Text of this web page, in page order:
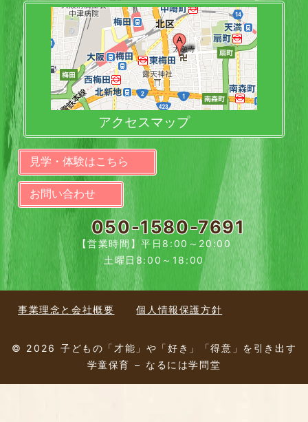
アクセスマップ
見学・体験はこちら
お問い合わせ
050-1580-7691
【営業時間】平日8:00～20:00
土曜日8:00～18:00
事業理念と会社概要 個人情報保護方針
© 2026 子どもの「才能」や「好き」「得意」を引き出す
学童保育 – なるには学問堂